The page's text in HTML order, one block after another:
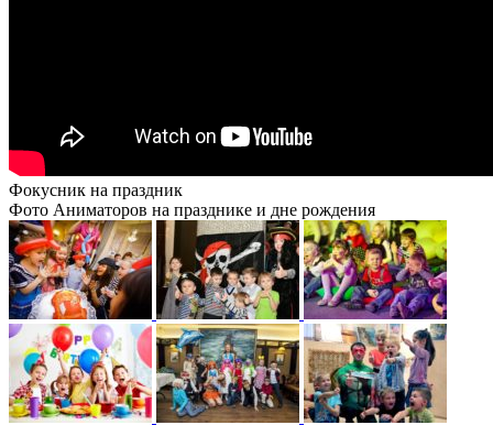
Фокусник на праздник
Фото Аниматоров на празднике и дне рождения